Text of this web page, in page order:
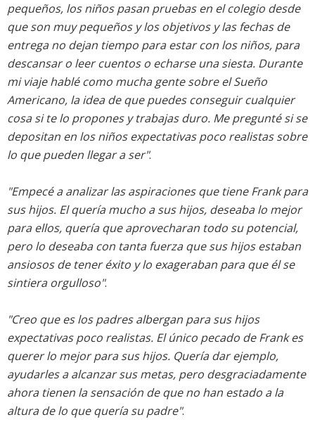
pequeños, los niños pasan pruebas en el colegio desde
que son muy pequeños y los objetivos y las fechas de
entrega no dejan tiempo para estar con los niños, para
descansar o leer cuentos o echarse una siesta. Durante
mi viaje hablé como mucha gente sobre el Sueño
Americano, la idea de que puedes conseguir cualquier
cosa si te lo propones y trabajas duro. Me pregunté si se
depositan en los niños expectativas poco realistas sobre
lo que pueden llegar a ser".
"Empecé a analizar las aspiraciones que tiene Frank para
sus hijos. El quería mucho a sus hijos, deseaba lo mejor
para ellos, quería que aprovecharan todo su potencial,
pero lo deseaba con tanta fuerza que sus hijos estaban
ansiosos de tener éxito y lo exageraban para que él se
sintiera orgulloso".
"Creo que es los padres albergan para sus hijos
expectativas poco realistas. El único pecado de Frank es
querer lo mejor para sus hijos. Quería dar ejemplo,
ayudarles a alcanzar sus metas, pero desgraciadamente
ahora tienen la sensación de que no han estado a la
altura de lo que quería su padre".